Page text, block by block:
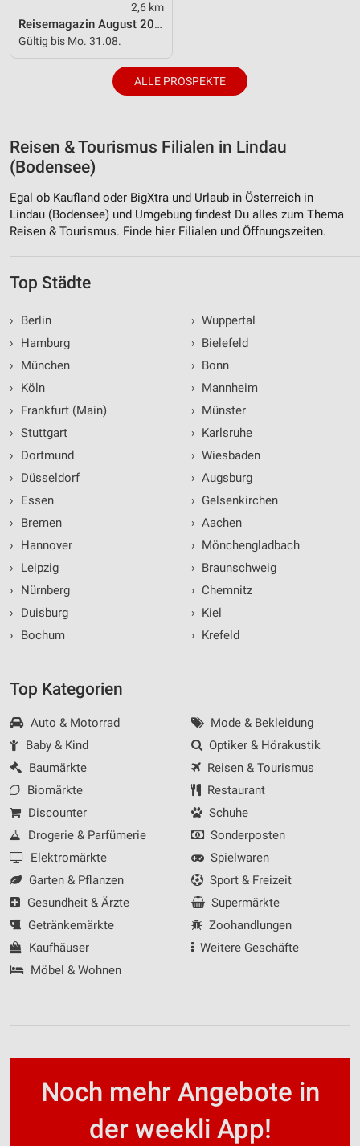
2,6 km
Reisemagazin August 2026
Gültig bis Mo. 31.08.
ALLE PROSPEKTE
Reisen & Tourismus Filialen in Lindau
(Bodensee)
Egal ob Kaufland oder BigXtra und Urlaub in Österreich in
Lindau (Bodensee) und Umgebung findest Du alles zum Thema
Reisen & Tourismus. Finde hier Filialen und Öffnungszeiten.
Top Städte
›
Berlin
›
Hamburg
›
München
›
Köln
›
Frankfurt (Main)
› Stuttgart
›
Dortmund
›
Düsseldorf
›
Essen
›
Bremen
›
Hannover
›
Leipzig
›
Nürnberg
›
Duisburg
›
Bochum
› Wuppertal
› Bielefeld
› Bonn
› Mannheim
› Münster
› Karlsruhe
› Wiesbaden
› Augsburg
› Gelsenkirchen
› Aachen
› Mönchengladbach
› Braunschweig
› Chemnitz
› Kiel
› Krefeld
Top Kategorien
Auto & Motorrad
Baby & Kind
Baumärkte
Biomärkte
Discounter
Drogerie & Parfümerie
Elektromärkte
Garten & Pflanzen
Gesundheit & Ärzte
Getränkemärkte
Kaufhäuser
Möbel & Wohnen
Mode & Bekleidung
Optiker & Hörakustik
Reisen & Tourismus
Restaurant
Schuhe
Sonderposten
Spielwaren
Sport & Freizeit
Supermärkte
Zoohandlungen
Weitere Geschäfte
Noch mehr Angebote in
der weekli App!
Verwendung genauer Standortdaten
Geräte anhand von aktiv angeforderten
Informationen identifizieren
Nicht-IAB-Verarbeitungszwecke:
Performance
Werbung